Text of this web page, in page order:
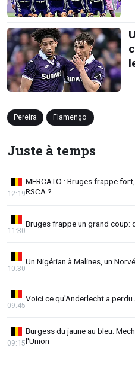
Pereira Flamengo
Juste à temps
MERCATO : Bruges frappe
RSCA ?
12:19
Bruges frappe un grand coup:
11:30
Un Nigérian à Malines, un
10:30
Voici ce qu'Anderlecht a perdu
09:45
Burgess du jaune au bleu:
l'Union
09:15